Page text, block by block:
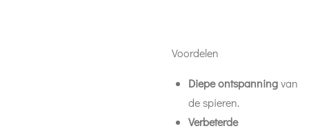
Voordelen
Diepe ontspanningvan
de spieren.
Verbeterde